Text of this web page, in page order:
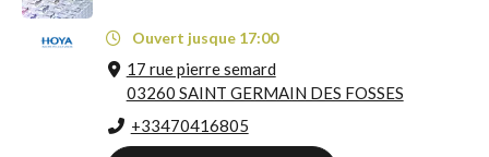
Ouvert jusque 17:00
17 rue pierre semard
03260 SAINT GERMAIN DES FOSSES
+33470416805